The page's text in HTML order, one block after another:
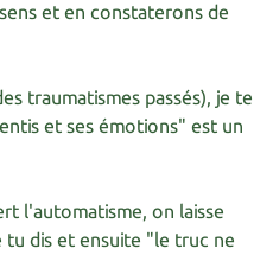
et en constaterons de
traumatismes passés), je te
et ses émotions" est un
l'automatisme, on laisse
dis et ensuite "le truc ne